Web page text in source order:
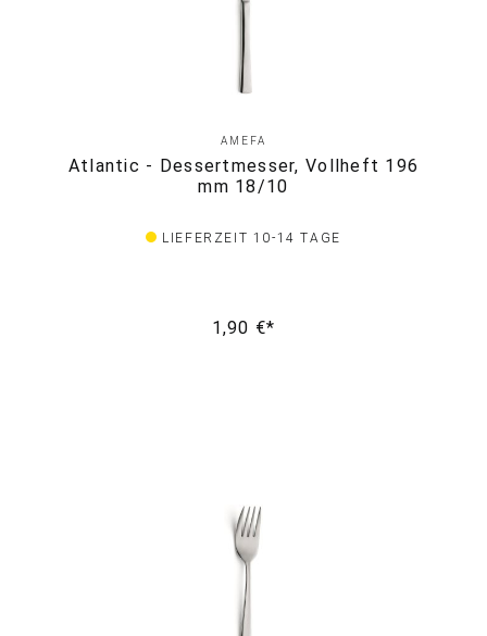
AMEFA
Atlantic - Dessertmesser, Vollheft 196
mm 18/10
LIEFERZEIT 10-14 TAGE
1,90 €*